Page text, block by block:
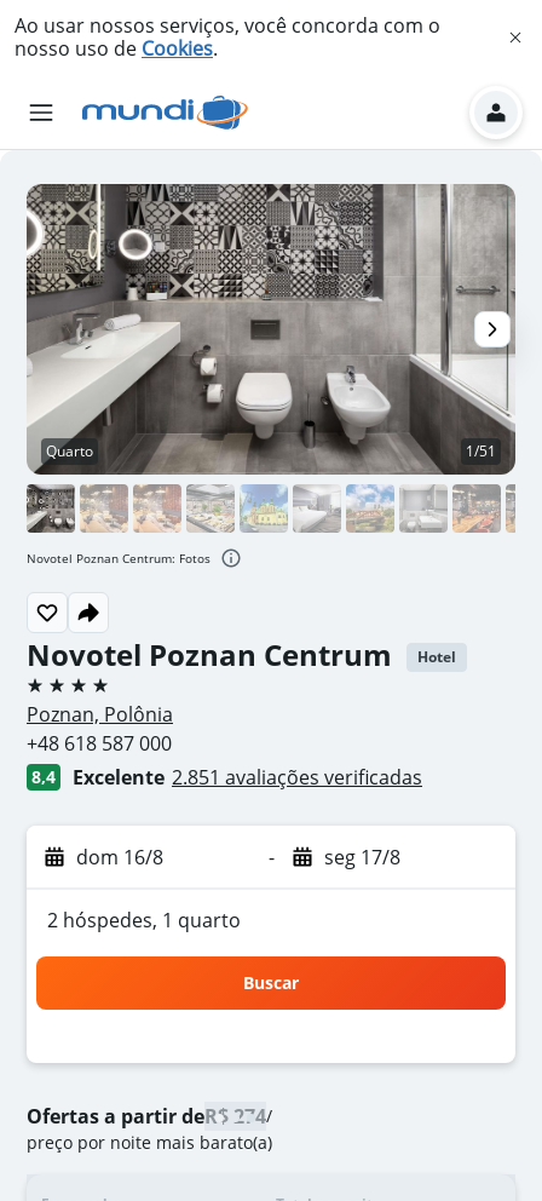
Ao usar nossos serviços, você concorda com o
nosso uso de Cookies.
Novotel Poznan Centrum Hotel
4 estrelas
Poznan, Polônia
+48 618 587 000
8,4 Excelente 2.851 avaliações verificadas
dom 16/8 - seg 17/8
2 hóspedes, 1 quarto
Buscar
Ofertas a partir deR$ 274/
preço por noite mais barato(a)
Quarto 1/51
Novotel Poznan Centrum: Fotos